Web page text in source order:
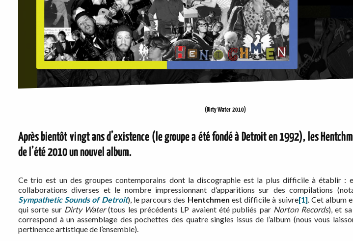
(Dirty Water 2010)
Après bientôt vingt ans d’existence (le groupe a été fondé à Detroit en 1992), les
de l’été 2010 un nouvel album.
Ce trio est un des groupes contemporains dont la discographie est la plus difficile à établir :
collaborations diverses et le nombre impressionnant d’apparitions sur des compilations
Sympathetic Sounds of Detroit), le parcours des Hentchmen est difficile à suivre[1] . Cet album
qui sorte sur Dirty Water(tous les précédents LP avaient été publiés par Norton Records), et
correspond à un assemblage des pochettes des quatre singles issus de l’album (nous vous
pertinence artistique de l’ensemble).